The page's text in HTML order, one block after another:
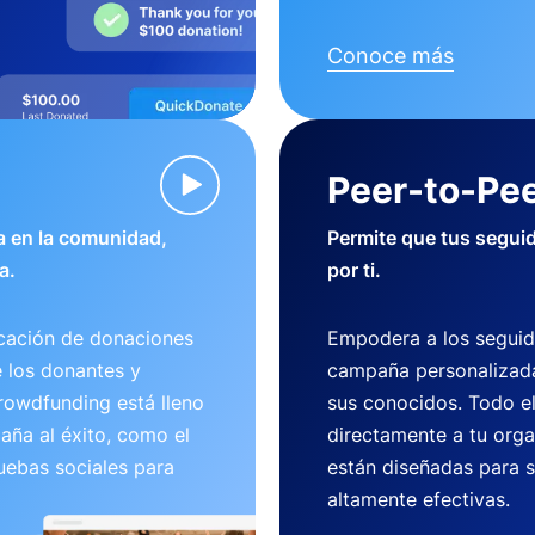
Conoce más
en la comunidad,
de donaciones
los donantes y
está lleno
al éxito, como el
sociales para
Peer-to-
Permite que tus
por ti.
Empodera a los
campaña
sus conocidos. Todo
directamente a tu
están diseñadas para
altamente efectivas.